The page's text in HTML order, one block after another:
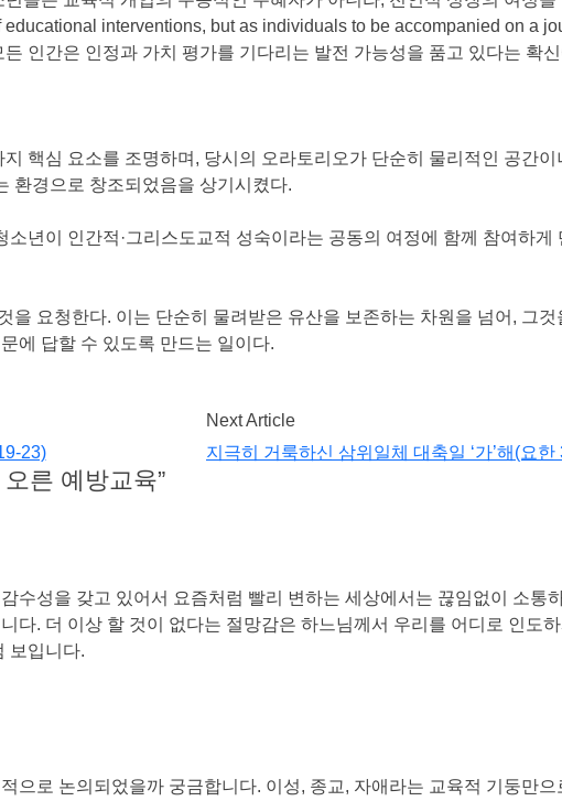
interventions, but as individuals to be accompanied on a
인간은 인정과 가치 평가를 기다리는 발전 가능성을 품고 있다는 확
핵심 요소를 조명하며, 당시의 오라토리오가 단순히 물리적인 공간
환경으로 창조되었음을 상기시켰다.
년이 인간적·그리스도교적 성숙이라는 공동의 여정에 함께 참여하게
을 요청한다. 이는 단순히 물려받은 유산을 보존하는 차원을 넘어, 그
에 답할 수 있도록 만드는 일이다.
23)
Next Article
지극히 거룩하신 삼위일체 대축일 ‘가’해(요한
른 예방교육”
수성을 갖고 있어서 요즘처럼 빨리 변하는 세상에서는 끊임없이 소통
다. 더 이상 할 것이 없다는 절망감은 하느님께서 우리를 어디로 인도
보입니다.
으로 논의되었을까 궁금합니다. 이성, 종교, 자애라는 교육적 기둥만